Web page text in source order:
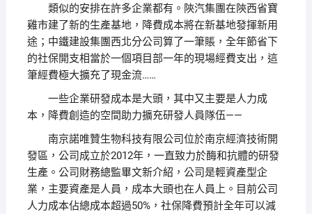
類似的安排在許多企業都有。陝汽集團在陝西省寶
雞市建了新的生產基地，降費成本將在新基地發揮新用
途；中鐵建設集團西北分公司算了一筆賬，全年節省下
的社保開支相當於一個項目部一年的現場經費支出，這
筆經費極大擴充了現金流……
一些企業研發成本是大頭，其中又主要是人力成
本，降費創造的空間助力擴充研發人員隊伍——
南京諾唯贊生物科技有限公司位於南京經濟技術開
發區，公司成立於2012年，一直致力於酶和抗體的研發
生產。公司財務總監畢文新介紹，公司是輕資產型企
業，主要資產是人員，成本大頭也在人員上。目前公司
人力成本佔總成本超過50%，社保降費預計全年可以減